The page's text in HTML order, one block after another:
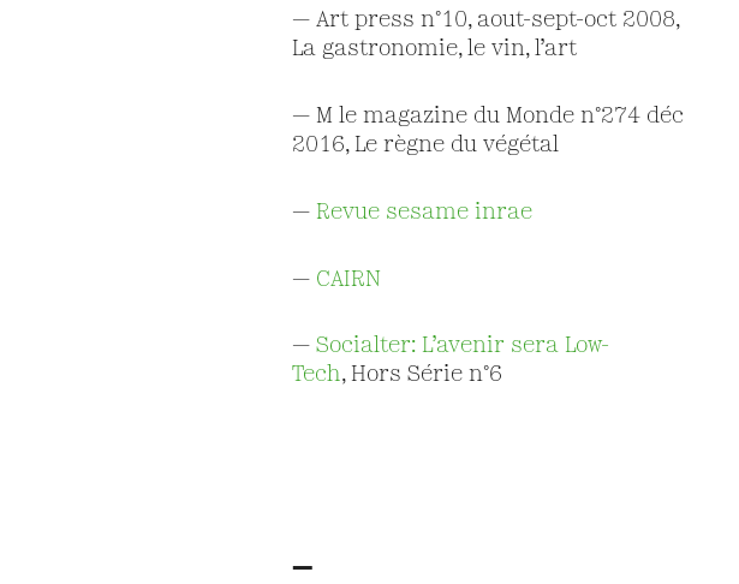
— Art press n°10, aout-sept-oct 2008,
La gastronomie, le vin, l’art
— M le magazine du Monde n°274 déc
2016, Le règne du végétal
— Revue sesame inrae
— CAIRN
— Socialter: L’avenir sera Low-
Tech, Hors Série n°6
—